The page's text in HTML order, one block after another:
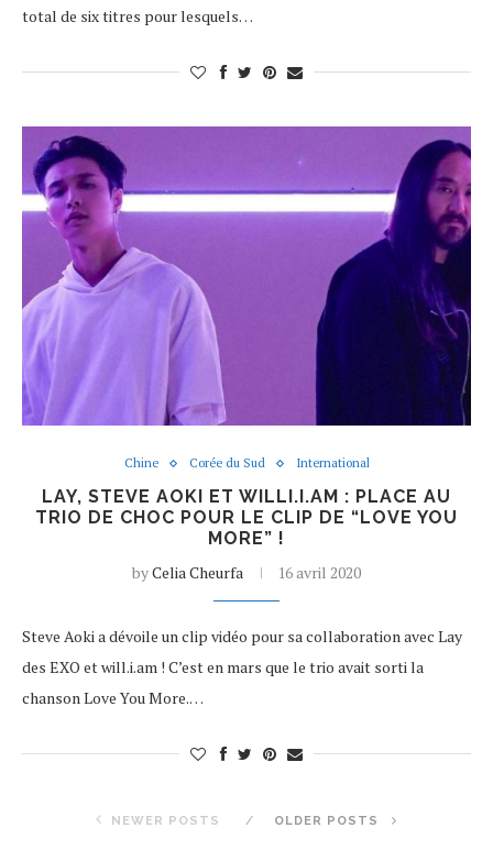
total de six titres pour lesquels…
Chine Corée du Sud International
LAY, STEVE AOKI ET WILLI.I.AM : PLACE AU
TRIO DE CHOC POUR LE CLIP DE “LOVE YOU
MORE” !
byCelia Cheurfa 16 avril 2020
Steve Aoki a dévoile un clip vidéo pour sa collaboration avec Lay
des EXO et will.i.am ! C’est en mars que le trio avait sorti la
chanson Love You More.…
NEWER POSTS OLDER POSTS